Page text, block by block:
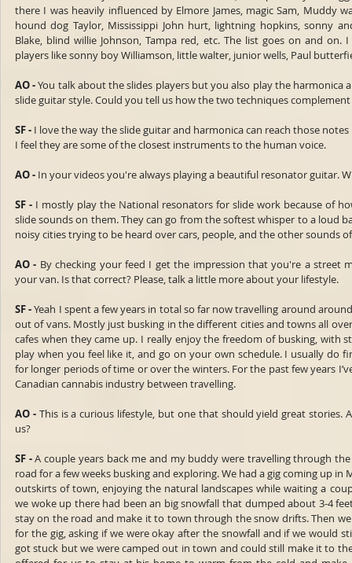
there I was heavily influenced by Elmore James, magic Sam, Muddy
hound dog Taylor, Mississippi John hurt, lightning hopkins, sonny
Blake, blind willie Johnson, Tampa red, etc. The list goes on and
players like sonny boy Williamson, little walter, junior wells, Paul
AO - You talk about the slides players but you also play the harmonica
slide guitar style. Could you tell us how the two techniques
SF - I love the way the slide guitar and harmonica can reach those
I feel they are some of the closest instruments to the human voice.
AO - In your videos you're always playing a beautiful resonator guitar.
SF - I mostly play the National resonators for slide work because of
slide sounds on them. They can go from the softest whisper to a loud
noisy cities trying to be heard over cars, people, and the other sounds
AO - By checking your feed I get the impression that you're a street
your van. Is that correct? Please, talk a little more about your lifestyle.
SF - Yeah I spent a few years in total so far now travelling around
out of vans. Mostly just busking in the different cities and towns all
cafes when they came up. I really enjoy the freedom of busking, with
play when you feel like it, and go on your own schedule. I usually do
for longer periods of time or over the winters. For the past few years
Canadian cannabis industry between travelling.
AO - This is a curious lifestyle, but one that should yield great stories.
us?
SF - A couple years back me and my buddy were travelling through
road for a few weeks busking and exploring. We had a gig coming up in
outskirts of town, enjoying the natural landscapes while waiting a
we woke up there had been an big snowfall that dumped about 3-4
stay on the road and make it to town through the snow drifts. Then
for the gig, asking if we were okay after the snowfall and if we would
got stuck but we were camped out in town and could still make it to